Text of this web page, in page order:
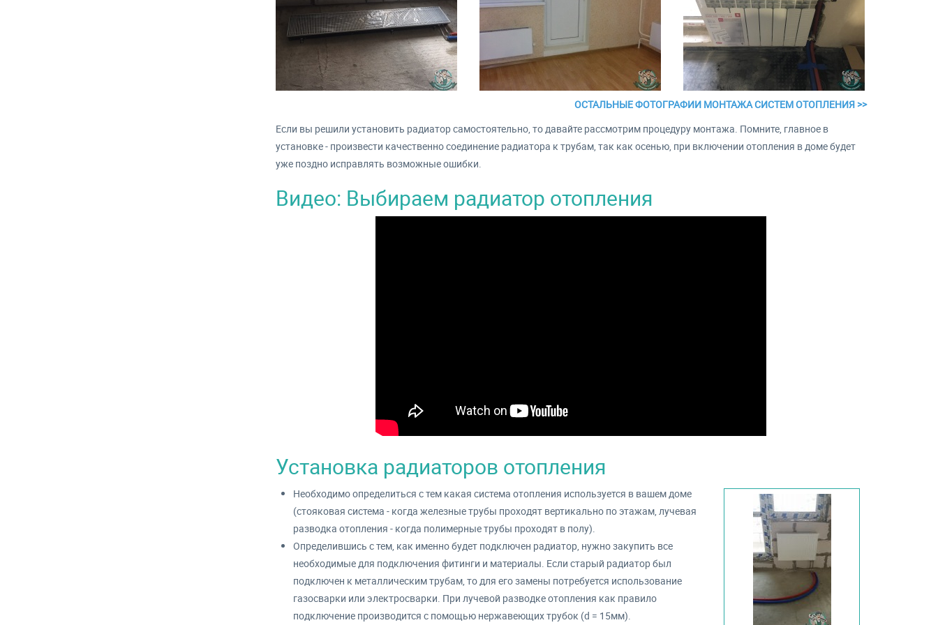
ОСТАЛЬНЫЕ ФОТОГРАФИИ МОНТАЖА СИСТЕМ ОТОПЛЕНИЯ >>
Если вы решили установить радиатор самостоятельно, то давайте рассмотрим процедуру монтажа. Помните, главное в
установке - произвести качественно соединение радиатора к трубам, так как осенью, при включении отопления в доме будет
уже поздно исправлять возможные ошибки.
Видео: Выбираем радиатор отопления
Установка радиаторов отопления
Необходимо определиться с тем какая система отопления используется в вашем доме
(стояковая система - когда железные трубы проходят вертикально по этажам, лучевая
разводка отопления - когда полимерные трубы проходят в полу).
Определившись с тем, как именно будет подключен радиатор, нужно закупить все
необходимые для подключения фитинги и материалы. Если старый радиатор был
подключен к металлическим трубам, то для его замены потребуется использование
газосварки или электросварки. При лучевой разводке отопления как правило
подключение производится с помощью нержавеющих трубок (d = 15мм).